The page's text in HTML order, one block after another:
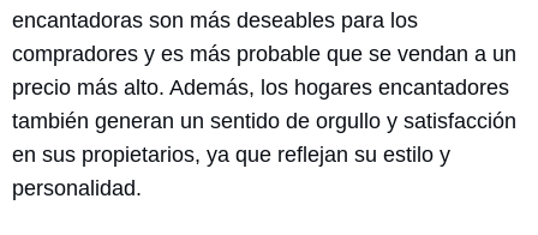
encantadoras son más deseables para los
compradores y es más probable que se vendan a un
precio más alto. Además, los hogares encantadores
también generan un sentido de orgullo y satisfacción
en sus propietarios, ya que reflejan su estilo y
personalidad.